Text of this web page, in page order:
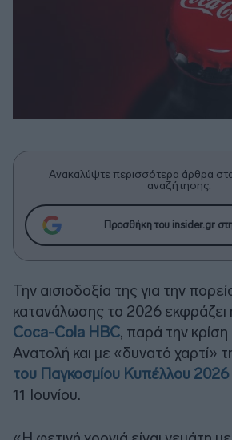
Ανακαλύψτε περισσότερα άρθρα
αναζήτησης.
Προσθήκη του insider.gr
Την αισιοδοξία της για την
κατανάλωσης το 2026 εκφράζει
Coca-Cola HBC, παρά την
Ανατολή και με «δυνατό χαρτί»
του Παγκοσμίου Κυπέλλου 2026
11 Ιουνίου.